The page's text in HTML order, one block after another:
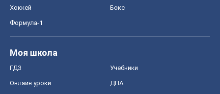
Хоккей Бокс
Формула-1
Моя школа
ГДЗ Учебники
Онлайн уроки ДПА